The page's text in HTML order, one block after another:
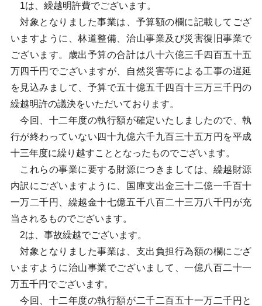
1は、繰越明許費でございます。
対象となりました事業は、予算額の欄に記載してござ
いますように、林道整備、治山事業及び災害復旧事業で
ございます。歳出予算の合計は八十六億三千四百五十五
万四千円でございますが、自然災害等による工事の遅延
を見込みまして、予算で五十億五千四百十三万三千円の
繰越明許の議決をいただいております。
今回、十二年度の執行額が確定いたしましたので、執
行が終わっていない四十九億六千九百三十五万円を平成
十三年度に繰り越すこととなったものでございます。
これらの事業に要する財源につきましては、繰越財源
内訳にございますように、国庫支出金三十二億一千百十
一万二千円、繰越金十七億五千八百二十三万八千円が充
当されるものでございます。
2は、事故繰越でございます。
対象となりました事業は、支出負担行為額の欄にござ
いますように治山事業でございまして、一億八百二十一
万五千円でございます。
今回、十二年度の執行額が二千二百五十一万二千円と